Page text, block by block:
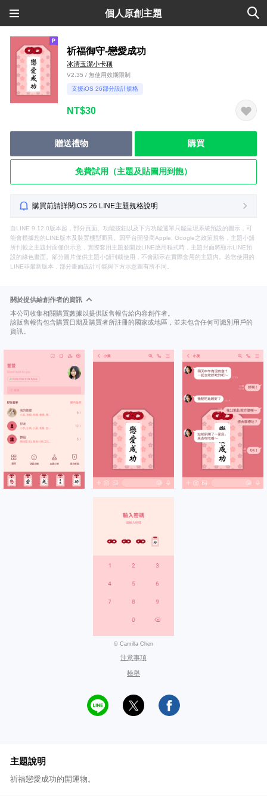
個人原創主題
祈福御守-戀愛成功
冰清玉潔小卡稱
V2.35 / 無使用效期限制
支援iOS 26部分設計規格
NT$30
贈送禮物 購買
免費試用（主題及貼圖用到飽）
購買前請詳閱iOS 26 LINE主題規格說明
自LINE 9.12.0版本起，部分頁面、功能按鈕以及下方功能選單只能呈現系統預設的圖示，可
能會根據您的LINE版本及裝置機型而異。因平台開發商Apple, Google之政策規格，主題小舖
所刊載之主題封面僅供示意，實際套用主題並開啟LINE應用程式時，主題封面將顯示LINE預
設的綠色畫面。部分圖片僅供主題小舖刊載使用，不會顯示在實際套用的主題內。若您使用的
LINE非最新版本，部分畫面設計可能與下方示意圖有所不同。
關於提供給創作者的資訊
本公司收集相關購買數據以提供販售報告給內容創作者。
該販售報告包含購買日期及購買者所註冊的國家或地區，並未包含任何可識別用戶的
資訊。
© Camilla Chen
注意事項
檢舉
主題說明
祈福戀愛成功的開運物。